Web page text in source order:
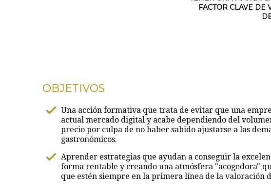
FACTOR CLAVE
OBJETIVOS
Una acción formativa que trata de evitar que una
actual mercado digital y acabe dependiendo del
precio por culpa de no haber sabido ajustarse a las
gastronómicos.
Aprender estrategias que ayudan a conseguir la
forma rentable y creando una atmósfera "acogedora"
que estén siempre en la primera línea de la valoración